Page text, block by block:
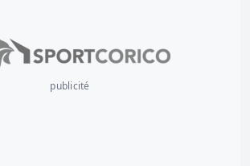
publicité